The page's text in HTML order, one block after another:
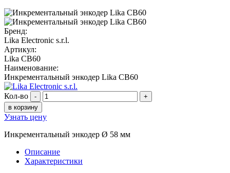
Бренд:
Lika Electronic s.r.l.
Артикул:
Lika CB60
Наименование:
Инкрементальный энкодер Lika CB60
Кол-во -
+
в корзину
Узнать цену
Инкрементальный энкодер Ø 58 мм
Описание
Характеристики